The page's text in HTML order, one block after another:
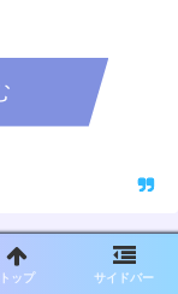
トップ サイドバー